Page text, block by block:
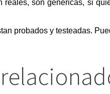
reales, son genéricas, si
probados y testeadas.